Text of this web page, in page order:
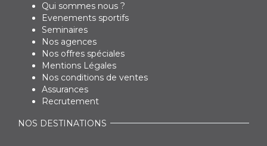
Qui sommes nous ?
Evenements sportifs
Seminaires
Nos agences
Nos offres spéciales
Mentions Légales
Nos conditions de ventes
Assurances
Recrutement
NOS DESTINATIONS